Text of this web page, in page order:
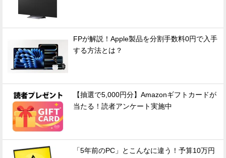
FPが解説！Apple製品を分割手数料0円で入手
する方法とは？
【抽選で5,000円分】Amazonギフトカードが
当たる！読者アンケート実施中
「5年前のPC」とこんなに違う！予算10万円